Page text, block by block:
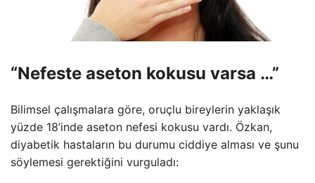
“Nefeste aseton kokusu varsa …”
Bilimsel çalışmalara göre, oruçlu bireylerin yaklaşık
yüzde 18’inde aseton nefesi kokusu vardı. Özkan,
diyabetik hastaların bu durumu ciddiye alması ve şunu
söylemesi gerektiğini vurguladı: